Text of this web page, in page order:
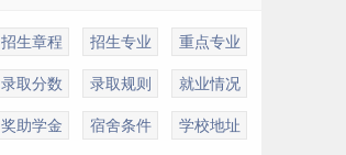
招生章程 招生专业 重点专业
录取分数 录取规则 就业情况
奖助学金 宿舍条件 学校地址